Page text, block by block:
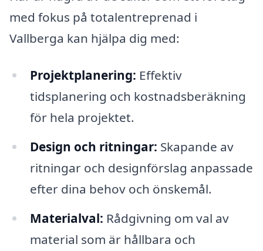
med fokus på totalentreprenad i
Vallberga kan hjälpa dig med:
Projektplanering: Effektiv
tidsplanering och kostnadsberäkning
för hela projektet.
Design och ritningar: Skapande av
ritningar och designförslag anpassade
efter dina behov och önskemål.
Materialval: Rådgivning om val av
material som är hållbara och